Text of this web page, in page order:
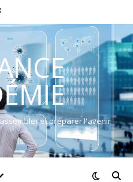
et préparer l'avenir